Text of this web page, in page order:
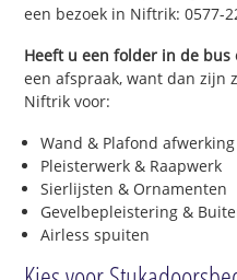
een bezoek in Niftrik: 0577-
Heeft u een folder in de bus
een afspraak, want dan zijn
Niftrik voor:
Wand & Plafond afwerking
Pleisterwerk & Raapwerk
Sierlijsten & Ornamenten
Gevelbepleistering &
Airless spuiten